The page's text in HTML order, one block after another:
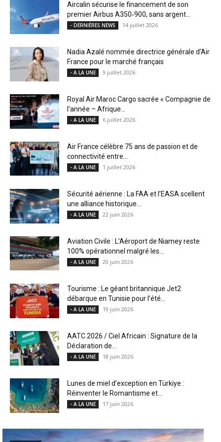
Aircalin sécurise le financement de son
premier Airbus A350‑900, sans argent...
- DERNIÈRES NEWS 14 juillet 2026
Nadia Azalé nommée directrice générale d’Air
France pour le marché français
- A LA UNE 9 juillet 2026
Royal Air Maroc Cargo sacrée « Compagnie de
l’année – Afrique...
- A LA UNE 6 juillet 2026
Air France célèbre 75 ans de passion et de
connectivité entre...
- A LA UNE 1 juillet 2026
Sécurité aérienne : La FAA et l’EASA scellent
une alliance historique...
- A LA UNE 22 juin 2026
Aviation Civile : L’Aéroport de Niamey reste
100% opérationnel malgré les...
- A LA UNE 20 juin 2026
Tourisme : Le géant britannique Jet2
débarque en Tunisie pour l’été...
- A LA UNE 19 juin 2026
AATC 2026 / Ciel Africain : Signature de la
Déclaration de...
- A LA UNE 18 juin 2026
Lunes de miel d’exception en Türkiye :
Réinventer le Romantisme et...
- A LA UNE 17 juin 2026